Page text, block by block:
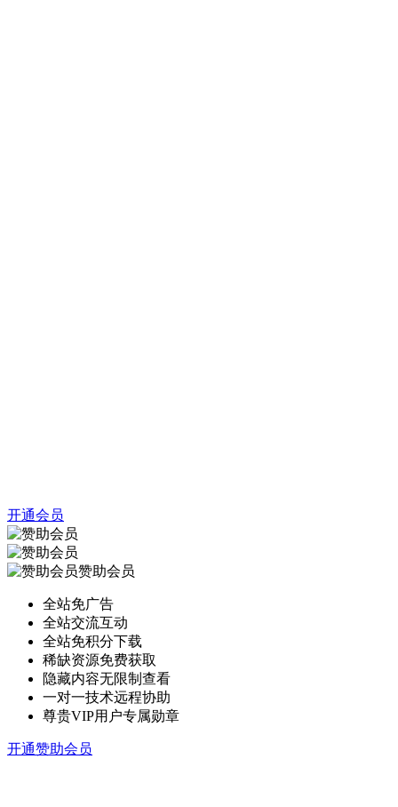
开通会员
赞助会员
全站免广告
全站交流互动
全站免积分下载
稀缺资源免费获取
隐藏内容无限制查看
一对一技术远程协助
尊贵VIP用户专属勋章
开通赞助会员